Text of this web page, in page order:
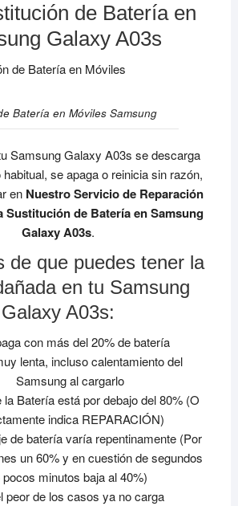
de Batería en
Galaxy A03s
Batería en Móviles Samsung
Samsung Galaxy A03s se descarga
se apaga o reinicia sin razón,
en Nuestro Servicio de Reparación
Sustitución de Batería en Samsung
Galaxy A03s.
de que puedes tener la
en tu Samsung
Galaxy A03s:
con más del 20% de batería
lenta, incluso calentamiento del
Samsung al cargarlo
la Batería está por debajo del 80% (O
indica REPARACIÓN)
de batería varía repentinamente (Por
un 60% y en cuestión de segundos
pocos minutos baja al 40%)
peor de los casos ya no carga